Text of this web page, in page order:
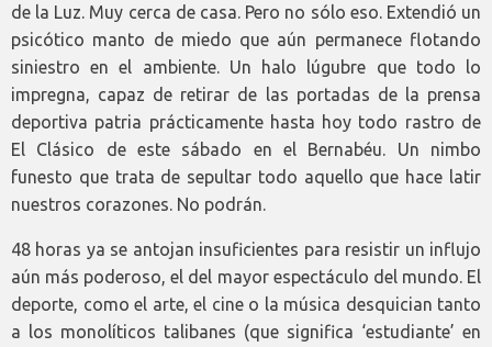
de la Luz. Muy cerca de casa. Pero no sólo eso. Extendió un
psicótico manto de miedo que aún permanece flotando
siniestro en el ambiente. Un halo lúgubre que todo lo
impregna, capaz de retirar de las portadas de la prensa
deportiva patria prácticamente hasta hoy todo rastro de
El Clásico de este sábado en el Bernabéu. Un nimbo
funesto que trata de sepultar todo aquello que hace latir
nuestros corazones. No podrán.
48 horas ya se antojan insuficientes para resistir un influjo
aún más poderoso, el del mayor espectáculo del mundo. El
deporte, como el arte, el cine o la música desquician tanto
a los monolíticos talibanes (que significa ‘estudiante’ en